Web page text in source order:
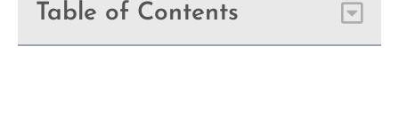
Table of Contents